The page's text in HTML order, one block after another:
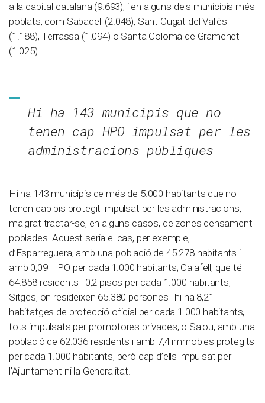
a la capital catalana (9.693), i en alguns dels municipis més
poblats, com Sabadell (2.048), Sant Cugat del Vallès
(1.188), Terrassa (1.094) o Santa Coloma de Gramenet
(1.025).
Hi ha 143 municipis que no
tenen cap HPO impulsat per les
administracions públiques
Hi ha 143 municipis de més de 5.000 habitants que no
tenen cap pis protegit impulsat per les administracions,
malgrat tractar-se, en alguns casos, de zones densament
poblades. Aquest seria el cas, per exemple,
d’Esparreguera, amb una població de 45.278 habitants i
amb 0,09 HPO per cada 1.000 habitants; Calafell, que té
64.858 residents i 0,2 pisos per cada 1.000 habitants;
Sitges, on resideixen 65.380 persones i hi ha 8,21
habitatges de protecció oficial per cada 1.000 habitants,
tots impulsats per promotores privades, o Salou, amb una
població de 62.036 residents i amb 7,4 immobles protegits
per cada 1.000 habitants, però cap d’ells impulsat per
l’Ajuntament ni la Generalitat.